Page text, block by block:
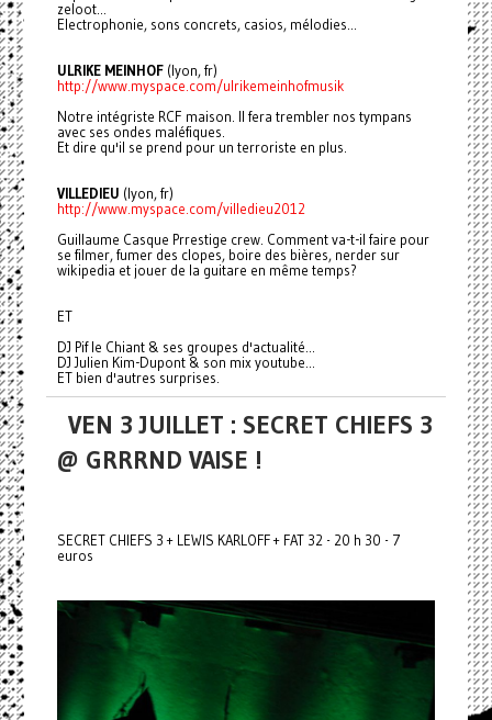
zeloot...
Electrophonie, sons concrets, casios, mélodies...
ULRIKE MEINHOF(lyon, fr)
http://www.myspace.com/ulrikemeinhofmusik
Notre intégriste RCF maison. Il fera trembler nos tympans
avec ses ondes maléfiques.
Et dire qu'il se prend pour un terroriste en plus.
VILLEDIEU (lyon, fr)
http://www.myspace.com/villedieu2012
Guillaume Casque Prrestige crew. Comment va-t-il faire pour
se filmer, fumer des clopes, boire des bières, nerder sur
wikipedia et jouer de la guitare en même temps?
ET
DJ Pif le Chiant & ses groupes d'actualité...
DJ Julien Kim-Dupont & son mix youtube...
ET bien d'autres surprises.
VEN 3 JUILLET : SECRET CHIEFS 3
@ GRRRND VAISE !
SECRET CHIEFS 3 + LEWIS KARLOFF + FAT 32 - 20 h 30 - 7
euros